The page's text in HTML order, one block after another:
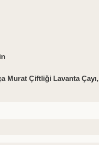
Murat Çiftliği Lavanta Çayı,